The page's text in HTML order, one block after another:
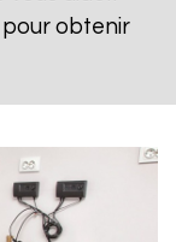
pour obtenir